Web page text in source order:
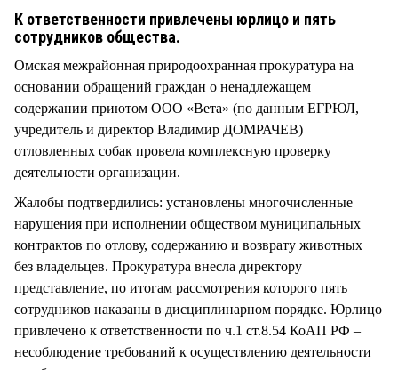
К ответственности привлечены юрлицо и пять
сотрудников общества.
Омская межрайонная природоохранная прокуратура на
основании обращений граждан о ненадлежащем
содержании приютом ООО «Вета» (по данным ЕГРЮЛ,
учредитель и директор Владимир ДОМРАЧЕВ)
отловленных собак провела комплексную проверку
деятельности организации.
Жалобы подтвердились: установлены многочисленные
нарушения при исполнении обществом муниципальных
контрактов по отлову, содержанию и возврату животных
без владельцев. Прокуратура внесла директору
представление, по итогам рассмотрения которого пять
сотрудников наказаны в дисциплинарном порядке. Юрлицо
привлечено к ответственности по ч.1 ст.8.54 КоАП РФ –
несоблюдение требований к осуществлению деятельности